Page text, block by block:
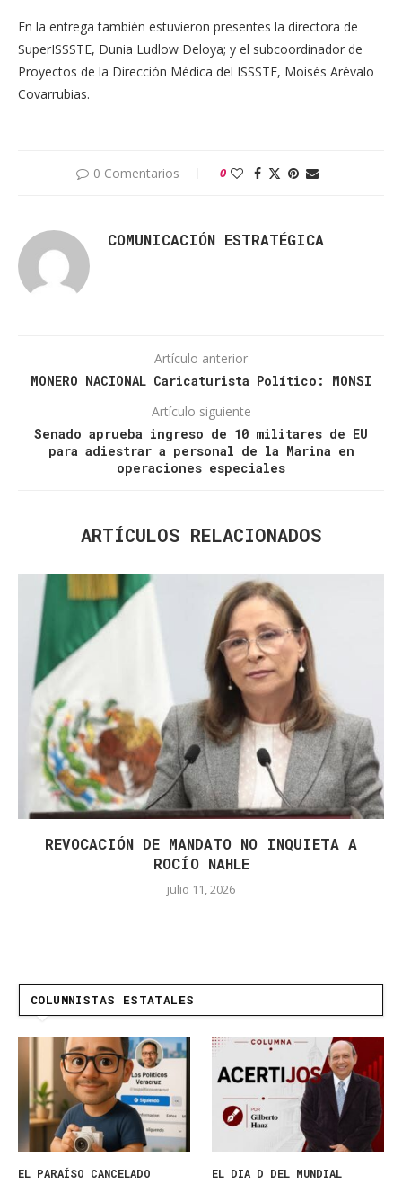
En la entrega también estuvieron presentes la directora de
SuperISSSTE, Dunia Ludlow Deloya; y el subcoordinador de
Proyectos de la Dirección Médica del ISSSTE, Moisés Arévalo
Covarrubias.
0 Comentarios 0
COMUNICACIÓN ESTRATÉGICA
Artículo anterior
MONERO NACIONAL Caricaturista Político: MONSI
Artículo siguiente
Senado aprueba ingreso de 10 militares de EU
para adiestrar a personal de la Marina en
operaciones especiales
ARTÍCULOS RELACIONADOS
REVOCACIÓN DE MANDATO NO INQUIETA A
ROCÍO NAHLE
julio 11, 2026
COLUMNISTAS ESTATALES
EL PARAÍSO CANCELADO EL DIA D DEL MUNDIAL